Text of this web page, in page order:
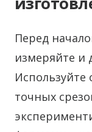
Перед
измеряйте и
точных